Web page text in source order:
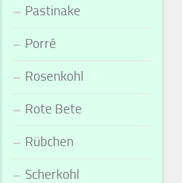
Pastinake
Porré
Rosenkohl
Rote Bete
Rübchen
Scherkohl